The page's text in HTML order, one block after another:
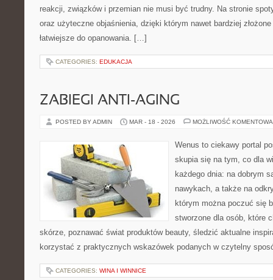
reakcji, związków i przemian nie musi być trudny. Na stronie
oraz użyteczne objaśnienia, dzięki którym nawet bardziej
łatwiejsze do opanowania. […]
CATEGORIES: EDUKACJA
ZABIEGI ANTI-AGING
POSTED BY ADMIN MAR - 18 - 2026 MOŻLIWOŚĆ
Wenus to ciekawy portal
skupia się na tym, co dla
każdego dnia: na dobrym
nawykach, a także na
którym można poczuć się
stworzone dla osób, które
skórze, poznawać świat produktów beauty, śledzić aktualne
korzystać z praktycznych wskazówek podanych w czytelny
CATEGORIES: WINA I WINNICE